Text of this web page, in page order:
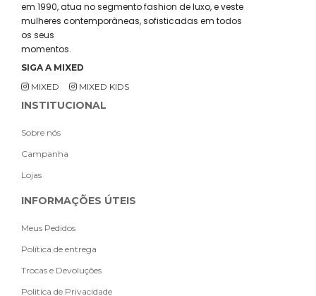
em 1990, atua no segmento fashion de luxo, e veste
mulheres contemporâneas, sofisticadas em todos
os seus
momentos.
SIGA A MIXED
MIXED
MIXED KIDS
INSTITUCIONAL
Sobre nós
Campanha
Lojas
INFORMAÇÕES ÚTEIS
Meus Pedidos
Política de entrega
Trocas e Devoluções
Politica de Privacidade